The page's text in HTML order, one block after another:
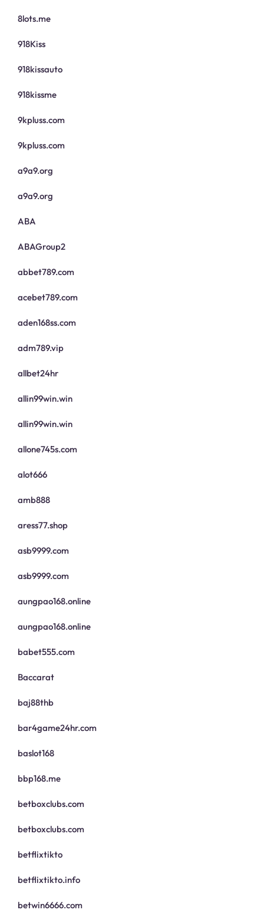
8lots.me
918Kiss
918kissauto
918kissme
9kpluss.com
9kpluss.com
a9a9.org
a9a9.org
ABA
ABAGroup2
abbet789.com
acebet789.com
aden168ss.com
adm789.vip
allbet24hr
allin99win.win
allin99win.win
allone745s.com
alot666
amb888
aress77.shop
asb9999.com
asb9999.com
aungpao168.online
aungpao168.online
babet555.com
Baccarat
baj88thb
bar4game24hr.com
baslot168
bbp168.me
betboxclubs.com
betboxclubs.com
betflixtikto
betflixtikto.info
betwin6666.com